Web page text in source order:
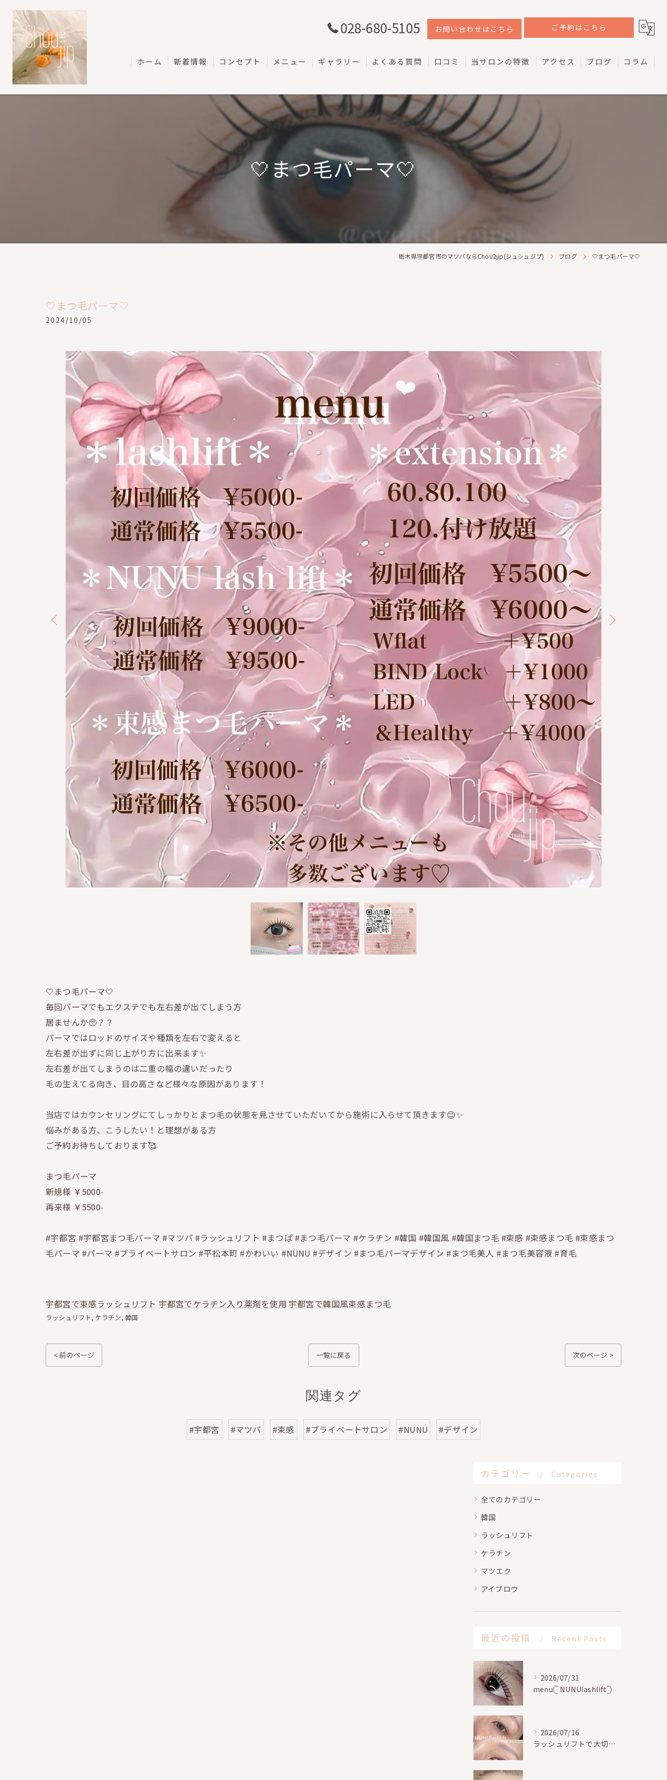
028-680-5105 お問い合わせはこちら ご予約はこちら
ホーム 新着情報 コンセプト メニュー ギャラリー よくある質問 口コミ 当サロンの特徴
韓国
ラッシュリフト
ケラチン
マツエク
アイブロウ
アクセス ブログ コラム
🤍まつ毛パーマ🤍
栃木県宇都宮市のマツパならChou2jip(シュシュジプ) ブログ 🤍まつ毛パーマ🤍
🤍まつ毛パーマ🤍
2024/10/05
🤍まつ毛パーマ🤍
毎回パーマでもエクステでも左右差が出てしまう方
居ませんか🥺？？
パーマではロッドのサイズや種類を左右で変えると
左右差が出ずに同じ上がり方に出来ます✨
左右差が出てしまうのは二重の幅の違いだったり
毛の生えてる向き、目の高さなど様々な原因があります！
当店ではカウンセリングにてしっかりとまつ毛の状態を見させていただいてから施術に入らせて頂きます😊✨
悩みがある方、こうしたい！と理想がある方
ご予約お待ちしております🥰
まつ毛パーマ
新規様 ￥5000-
再来様 ￥5500-
#宇都宮 #宇都宮まつ毛パーマ #マツパ #ラッシュリフト #まつぱ #まつ毛パーマ #ケラチン #韓国 #韓国風 #韓国まつ毛 #束感 #束感まつ毛 #束感まつ
毛パーマ #パーマ #プライベートサロン #平松本町 #かわいい #NUNU #デザイン #まつ毛パーマデザイン #まつ毛美人 #まつ毛美容液 #育毛
宇都宮で束感ラッシュリフト 宇都宮でケラチン入り薬剤を使用 宇都宮で韓国風束感まつ毛
ラッシュリフト ケラチン 韓国
< 前のページ 一覧に戻る 次のページ >
関連タグ
#宇都宮 #マツパ #束感 #プライベートサロン #NUNU #デザイン
カテゴリー Categories
全てのカテゴリー
韓国
ラッシュリフト
ケラチン
マツエク
アイブロウ
最近の投稿 Recent Posts
2026/07/31
menu𓊆 NUNUlashlift𓊇
2026/07/16
ラッシュリフトで大切な事、